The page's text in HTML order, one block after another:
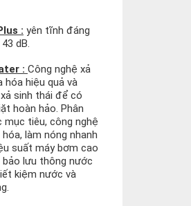
: yên tĩnh đáng
dB.
: Công nghệ xả
hóa hiệu quả và
sinh thái để có
hoàn hảo. Phân
mục tiêu, công nghệ
làm nóng nhanh
suất máy bơm cao
bảo lưu thông nước
kiệm nước và